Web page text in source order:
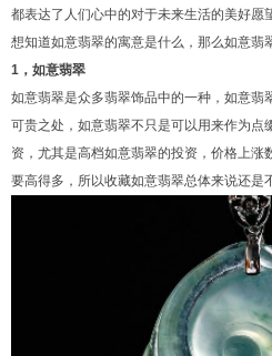
都表达了人们心中的对于未来生活的美好愿
想知道如意翡翠的寓意是什么，那么如意翡
1，如意翡翠
如意翡翠是众多翡翠饰品中的一种，如意翡
可贵之处，如意翡翠不只是可以用来作为点
资，尤其是高档如意翡翠的投资，价格上涨
要高得多，所以收藏如意翡翠总体来说还是